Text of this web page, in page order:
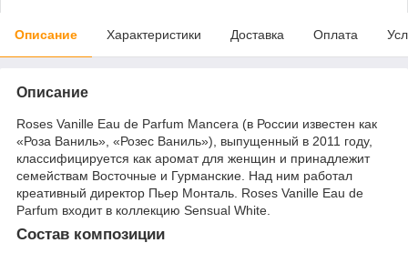
Описание Характеристики Доставка Оплата
Описание
Roses Vanille Eau de Parfum Mancera (в России известен как
«Роза Ваниль», «Розес Ваниль»), выпущенный в 2011 году,
классифицируется как аромат для женщин и принадлежит
семействам Восточные и Гурманские. Над ним работал
креативный директор Пьер Монталь. Roses Vanille Eau de
Parfum входит в коллекцию Sensual White.
Состав композиции